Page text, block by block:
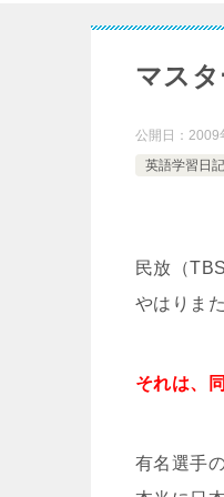
マス
公開日： 2009
英語学習日
民放（
やはりま
それは、
有名選手